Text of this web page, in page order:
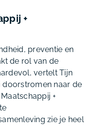
+
preventie en
de rol van de
vertelt Tijn
doorstromen naar de
+
zie je heel